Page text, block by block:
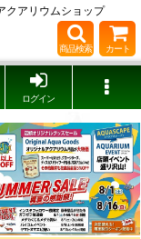
クアリウムショップ
商品検索 カート
ログイン